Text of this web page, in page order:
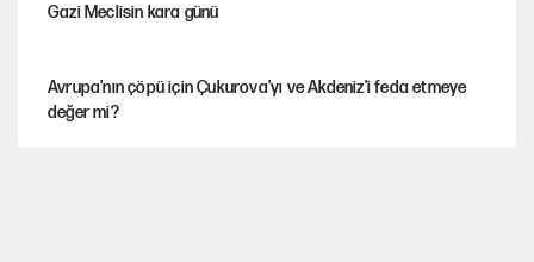
Gazi Meclisin kara günü
Avrupa'nın çöpü için Çukurova'yı ve Akdeniz'i feda etmeye
değer mi?